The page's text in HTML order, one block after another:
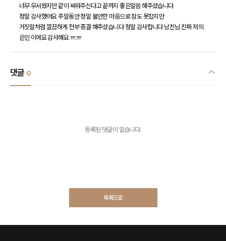
너무 무서웠지만 같이 싸워주신다고 끝까지 좋은말씀 해주셨습니다
정말 감사했어요 주말동안 정말 불안한 마음으로 잠도 못잤지만
거짓말처럼 깔끔하게 전부 종결 해주셨습니다 정말 감사합니다 남진님 진짜 저의
은인 이에요 감사해요 ㅠ.ㅠ
댓글 0
등록된 댓글이 없습니다.
목록으로